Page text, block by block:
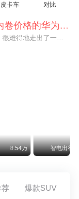
皮卡车 对比
不要伤了余承东的心！不内卷价格的华为，弥足珍贵！
8.54万 智电出行
荐 爆款SUV